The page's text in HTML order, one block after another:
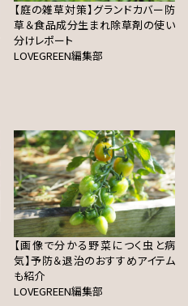
【庭の雑草対策】グランドカバー防
草＆食品成分生まれ除草剤の使い
分けレポート
LOVEGREEN編集部
【画像で分かる野菜につく虫と病
気】予防＆退治のおすすめアイテム
も紹介
LOVEGREEN編集部